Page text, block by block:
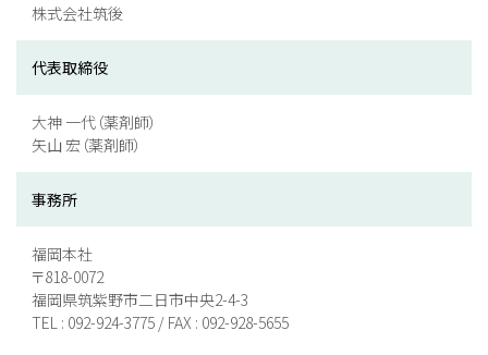
株式会社筑後
代表取締役
大神 一代（薬剤師）
矢山 宏（薬剤師）
事務所
福岡本社
〒818-0072
福岡県筑紫野市二日市中央2-4-3
TEL : 092-924-3775 / FAX : 092-928-5655